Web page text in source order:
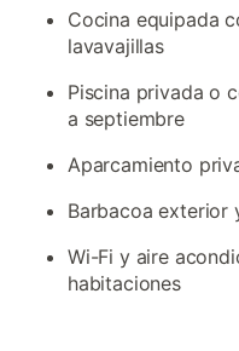
Cocina equipada
lavavajillas
Piscina privada o
a septiembre
Aparcamiento
Barbacoa exterior
Wi-Fi y aire
habitaciones